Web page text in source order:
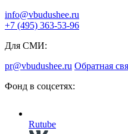
info@vbudushee.ru
+7 (495) 363-53-96
Для СМИ:
pr@vbudushee.ru Обратная
Фонд в соцсетях:
Rutube